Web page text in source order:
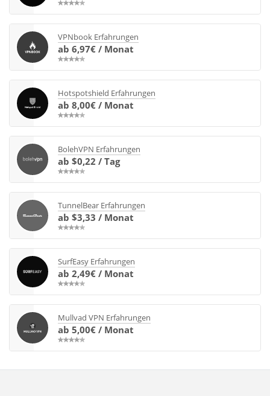
VPNbook Erfahrungen
ab 6,97€ / Monat
Hotspotshield Erfahrungen
ab 8,00€ / Monat
BolehVPN Erfahrungen
ab $0,22 / Tag
TunnelBear Erfahrungen
ab $3,33 / Monat
SurfEasy Erfahrungen
ab 2,49€ / Monat
Mullvad VPN Erfahrungen
ab 5,00€ / Monat